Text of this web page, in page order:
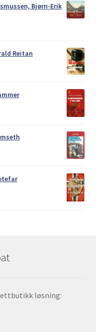
Bjørn-Erik
Reitan
løsning: